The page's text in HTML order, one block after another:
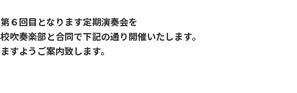
６回目となります定期演奏会を
吹奏楽部と合同で下記の通り開催いたします。
すようご案内致します。